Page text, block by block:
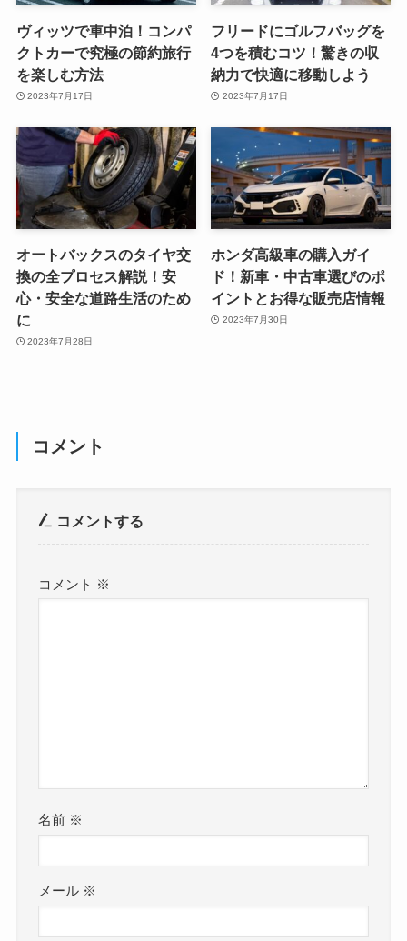
ヴィッツで車中泊！コンパ
クトカーで究極の節約旅行
を楽しむ方法
2023年7月17日
フリードにゴルフバッグを
4つを積むコツ！驚きの収
納力で快適に移動しよう
2023年7月17日
オートバックスのタイヤ交
換の全プロセス解説！安
心・安全な道路生活のため
に
2023年7月28日
ホンダ高級車の購入ガイ
ド！新車・中古車選びのポ
イントとお得な販売店情報
2023年7月30日
コメント
コメントする
コメント ※
名前 ※
メール ※